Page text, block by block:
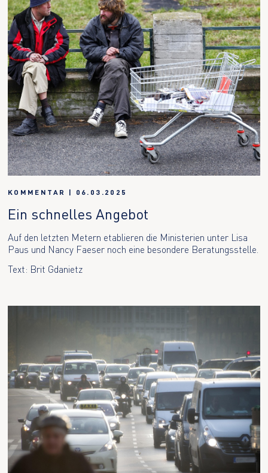
KOMMENTAR | 06.03.2025
Ein schnelles Angebot
Auf den letzten Metern etablieren die Ministerien unter Lisa
Paus und Nancy Faeser noch eine besondere Beratungsstelle.
Text: Brit Gdanietz